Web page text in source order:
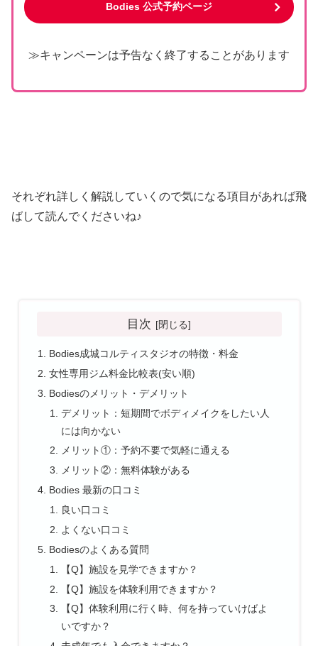
Bodies 公式予約ページ
≫キャンペーンは予告なく終了することがあります
それぞれ詳しく解説していくので気になる項目があれば飛
ばして読んでくださいね♪
目次
Bodies成城コルティスタジオの特徴・料金
女性専用ジム料金比較表(安い順)
Bodiesのメリット・デメリット
デメリット：短期間でボディメイクをしたい人
には向かない
メリット①：予約不要で気軽に通える
メリット②：無料体験がある
Bodies 最新の口コミ
良い口コミ
よくない口コミ
Bodiesのよくある質問
【Q】施設を見学できますか？
【Q】施設を体験利用できますか？
【Q】体験利用に行く時、何を持っていけばよ
いですか？